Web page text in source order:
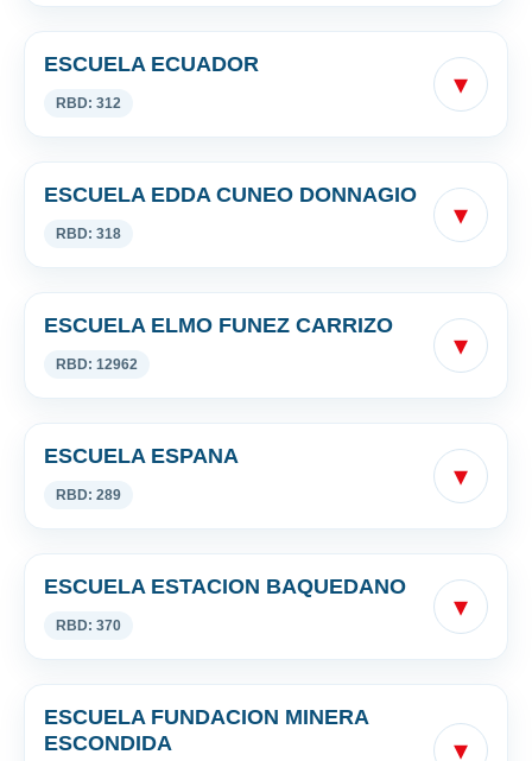
ESCUELA ECUADOR
RBD: 312
▾
ESCUELA EDDA CUNEO DONNAGIO
RBD: 318
▾
ESCUELA ELMO FUNEZ CARRIZO
RBD: 12962
▾
ESCUELA ESPANA
RBD: 289
▾
ESCUELA ESTACION BAQUEDANO
RBD: 370
▾
ESCUELA FUNDACION MINERA
ESCONDIDA
▾